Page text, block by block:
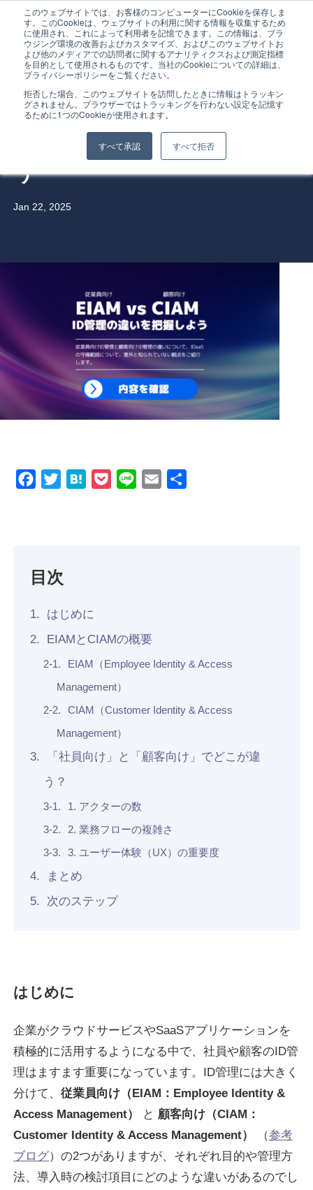
このウェブサイトでは、お客様のコンピューターにCookieを保存しま
す。このCookieは、ウェブサイトの利用に関する情報を収集するため
に使用され、これによって利用者を記憶できます。この情報は、ブラ
ウジング環境の改善およびカスタマイズ、およびこのウェブサイトお
よび他のメディアでの訪問者に関するアナリティクスおよび測定指標
を目的として使用されるものです。当社のCookieについての詳細は、
プライバシーポリシーをご覧ください。
拒否した場合、このウェブサイトを訪問したときに情報はトラッキン
グされません。ブラウザーではトラッキングを行わない設定を記憶す
るために1つのCookieが使用されます。
すべて承認 すべて拒否
Home
Why Gig Economy?
Product
GigOps
Tactna
Blog
About TC3
Company Information
Recruit
EIAM vs CIAM｜従業員と顧
客、ID管理の違いを把握しよ
う
Jan 22, 2025
Facebook
Twitter HatenaPocketLine Email
目次
はじめに
EIAMとCIAMの概要
EIAM（Employee Identity & Access
Management）
CIAM（Customer Identity & Access
Management）
「社員向け」と「顧客向け」でどこが違
う？
1. アクターの数
2. 業務フローの複雑さ
3. ユーザー体験（UX）の重要度
まとめ
次のステップ
はじめに
企業がクラウドサービスやSaaSアプリケーションを
積極的に活用するようになる中で、社員や顧客のID管
理はますます重要になっています。ID管理には大きく
分けて、従業員向け（EIAM：Employee Identity &
Access Management）
と 顧客向け（CIAM：
Customer Identity & Access Management）
（参考
ブログ）の2つがありますが、それぞれ目的や管理方
法、導入時の検討項目にどのような違いがあるのでし